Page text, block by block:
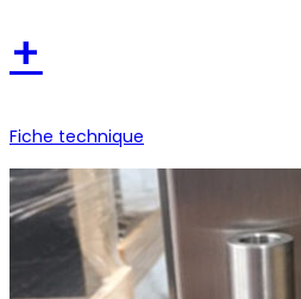
+
Fiche technique